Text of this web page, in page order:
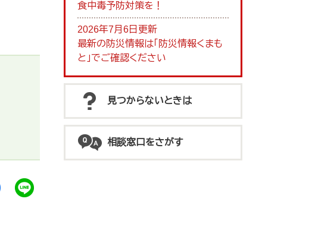
食中毒予防対策を！
2026年7月6日更新
最新の防災情報は「防災情報くまも
と」でご確認ください
見つからないときは
相談窓口をさがす